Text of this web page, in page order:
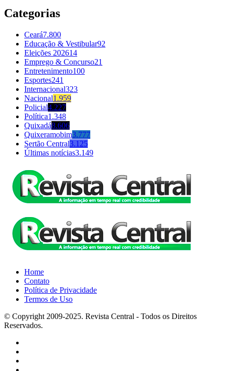
Categorias
Ceará7.800
Educação & Vestibular92
Eleições 202614
Emprego & Concurso21
Entretenimento100
Esportes241
Internacional323
Nacional1.959
Policial4.227
Política1.348
Quixadá8.606
Quixeramobim3.777
Sertão Central3.125
Últimas notícias3.149
Home
Contato
Política de Privacidade
Termos de Uso
© Copyright 2009-2025. Revista Central - Todos os Direitos
Reservados.